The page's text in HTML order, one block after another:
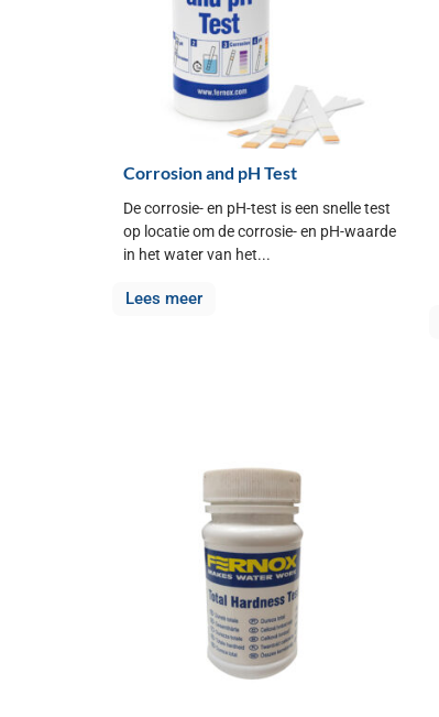
Corrosion and pH Test
De corrosie- en pH-test is een snelle test
op locatie om de corrosie- en pH-waarde
in het water van het...
Lees meer